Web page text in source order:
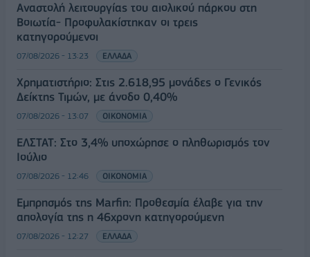
Αναστολή λειτουργίας του αιολικού πάρκου στη
Βοιωτία- Προφυλακίστηκαν οι τρεις
κατηγορούμενοι
07/08/2026 - 13:23 ΕΛΛΑΔΑ
Χρηματιστήριο: Στις 2.618,95 μονάδες ο Γενικός
Δείκτης Τιμών, με άνοδο 0,40%
07/08/2026 - 13:07 ΟΙΚΟΝΟΜΙΑ
ΕΛΣΤΑΤ: Στο 3,4% υποχώρησε ο πληθωρισμός τον
Ιούλιο
07/08/2026 - 12:46 ΟΙΚΟΝΟΜΙΑ
Εμπρησμός της Marfin: Προθεσμία έλαβε για την
απολογία της η 46χρονη κατηγορούμενη
07/08/2026 - 12:27 ΕΛΛΑΔΑ